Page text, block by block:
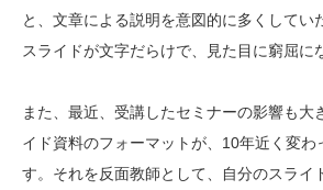
と、文章による説明を意図的に多くしてい
スライドが文字だらけで、見た目に窮屈に
また、最近、受講したセミナーの影響も大
イド資料のフォーマットが、10年近く変わ
す。それを反面教師として、自分のスライ